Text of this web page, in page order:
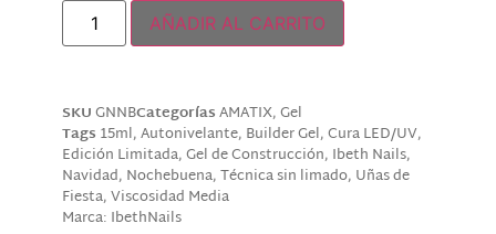
AÑADIR AL CARRITO
SKUGNNBCategoríasAMATIX,Gel
Tags 15ml,Autonivelante, Builder Gel,Cura LED/UV,
Edición Limitada,Gel de Construcción, Ibeth Nails,
Navidad, Nochebuena,Técnica sin limado, Uñas de
Fiesta,Viscosidad Media
Marca: IbethNails